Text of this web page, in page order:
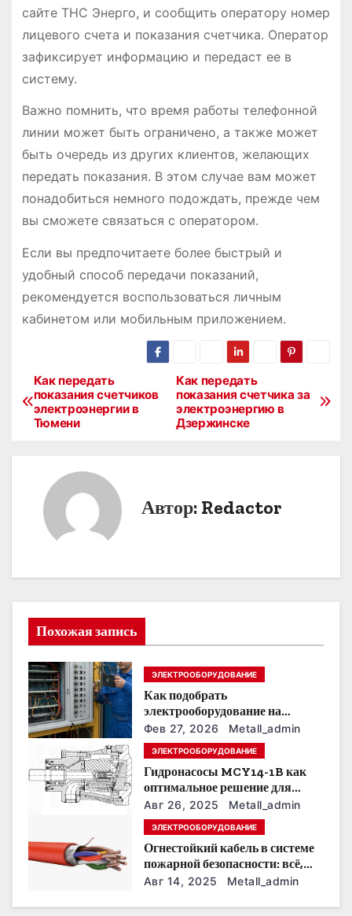
сайте ТНС Энерго, и сообщить оператору номер
лицевого счета и показания счетчика. Оператор
зафиксирует информацию и передаст ее в
систему.
Важно помнить, что время работы телефонной
линии может быть ограничено, а также может
быть очередь из других клиентов, желающих
передать показания. В этом случае вам может
понадобиться немного подождать, прежде чем
вы сможете связаться с оператором.
Если вы предпочитаете более быстрый и
удобный способ передачи показаний,
рекомендуется воспользоваться личным
кабинетом или мобильным приложением.
Н
ц
я
п
о
з
а
с
Как передать
показания счетчика за
электроэнергию в
Дзержинске
Как передать
показания счетчиков
электроэнергии в
Тюмени
Автор: Redactor
Похожая запись
ЭЛЕКТРООБОРУДОВАНИЕ
Как подобрать
электрооборудование на
предприятии под тяжелые
условия эксплуатации
Фев 27, 2026 Metall_admin
ЭЛЕКТРООБОРУДОВАНИЕ
Гидронасосы MCY14-1B как
оптимальное решение для
модернизации гидросистем
Авг 26, 2025 Metall_admin
ЭЛЕКТРООБОРУДОВАНИЕ
Огнестойкий кабель в системе
пожарной безопасности: всё,
что нужно знать
Авг 14, 2025 Metall_admin